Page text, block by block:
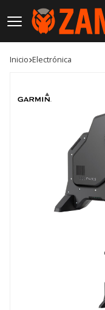
Inicio electrónica